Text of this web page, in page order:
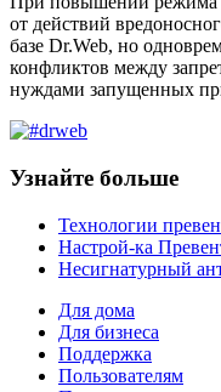
от действий
базе Dr.Web, но
конфликтов между
нуждами запущенных
Узнайте больше
Технологии
Настрой-ка
Несигнатурный
Для дома
Для бизнеса
Поддержка
Пользователям